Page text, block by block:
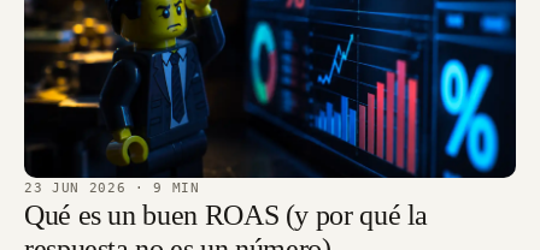
23 JUN 2026 · 9 MIN
Qué es un buen ROAS (y por qué la